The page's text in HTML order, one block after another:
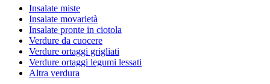
Insalate miste
Insalate movarietà
Insalate pronte in ciotola
Verdure da cuocere
Verdure ortaggi grigliati
Verdure ortaggi legumi lessati
Altra verdura